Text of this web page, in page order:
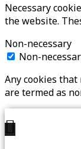
Necessary
the website.
Non-necessary
Non-
Any cookies
are termed as